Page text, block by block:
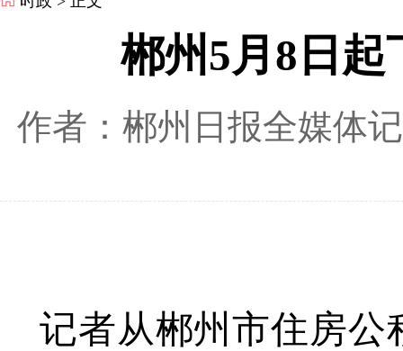
郴州5月8日
作者：郴州日报全媒体
记者从郴州市住房公